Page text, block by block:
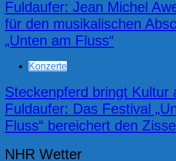
Fuldaufer: Jean Michel
für den musikalischen
„Unten am Fluss“
Konzerte
Steckenpferd bringt Kultur
Fuldaufer: Das Festival
Fluss“ bereichert den
NHR Wetter